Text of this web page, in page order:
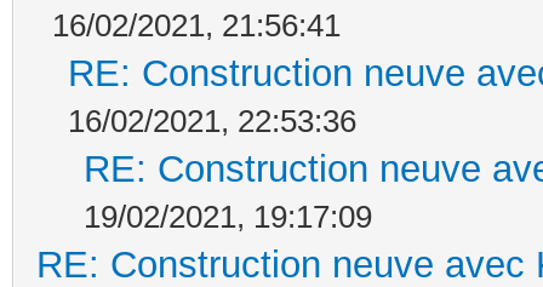
16/02/2021, 21:56:41
RE: Construction neuve
16/02/2021, 22:53:36
RE: Construction neuve
19/02/2021, 19:17:09
RE: Construction neuve avec